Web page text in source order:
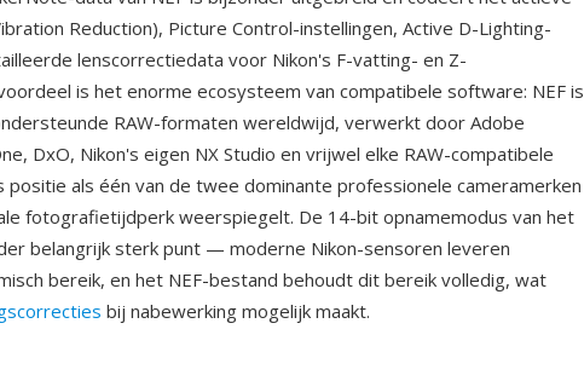
Reduction), Picture Control-instellingen, Active D-Lighting-
lenscorrectiedata voor Nikon's F-vatting- en Z-
is het enorme ecosysteem van compatibele software: NEF is
RAW-formaten wereldwijd, verwerkt door Adobe
DxO, Nikon's eigen NX Studio en vrijwel elke RAW-compatibele
positie als één van de twee dominante professionele cameramerken
fotografietijdperk weerspiegelt. De 14-bit opnamemodus van het
belangrijk sterk punt — moderne Nikon-sensoren leveren
bereik, en het NEF-bestand behoudt dit bereik volledig, wat
bij nabewerking mogelijk maakt.